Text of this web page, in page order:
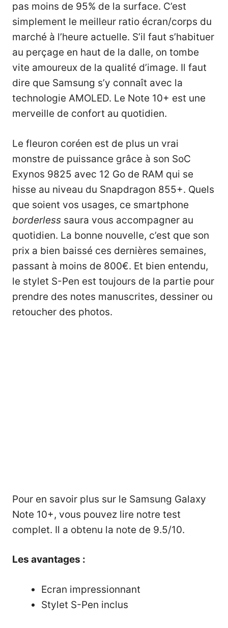
pas moins de 95% de la surface. C’est
simplement le meilleur ratio écran/corps du
marché à l’heure actuelle. S’il faut s’habituer
au perçage en haut de la dalle, on tombe
vite amoureux de la qualité d’image. Il faut
dire que Samsung s’y connaît avec la
technologie AMOLED. Le Note 10+ est une
merveille de confort au quotidien.
Le fleuron coréen est de plus un vrai
monstre de puissance grâce à son SoC
Exynos 9825 avec 12 Go de RAM qui se
hisse au niveau du Snapdragon 855+. Quels
que soient vos usages, ce smartphone
borderless saura vous accompagner au
quotidien. La bonne nouvelle, c’est que son
prix a bien baissé ces dernières semaines,
passant à moins de 800€. Et bien entendu,
le stylet S-Pen est toujours de la partie pour
prendre des notes manuscrites, dessiner ou
retoucher des photos.
Pour en savoir plus sur le Samsung Galaxy
Note 10+, vous pouvez lire notre test
complet. Il a obtenu la note de 9.5/10.
Les avantages :
Ecran impressionnant
Stylet S-Pen inclus